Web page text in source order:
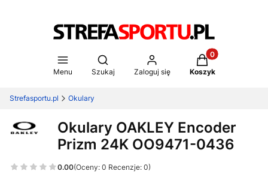
Menu
Otwórz wyszukiwarkę
Szukaj Zaloguj się
Produkty w
Koszyk
Strefasportu.pl Okulary
Okulary OAKLEY Encoder
Prizm 24K OO9471-0436
0.00(Oceny: 0 Recenzje: 0)